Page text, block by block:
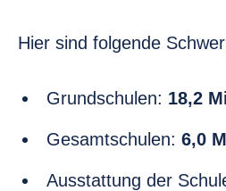
Hier sind folgende
Grundschulen: 18,2
Gesamtschulen: 6,0
Ausstattung der